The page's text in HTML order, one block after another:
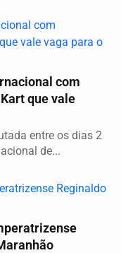
com
que vale
entre os dias 2
de...